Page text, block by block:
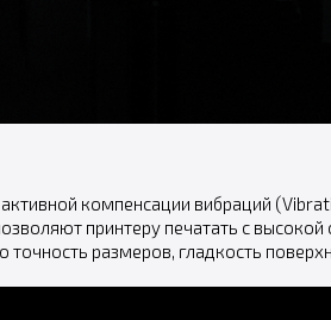
компенсации вибраций
принтеру печатать с
точность размеров, гладкость